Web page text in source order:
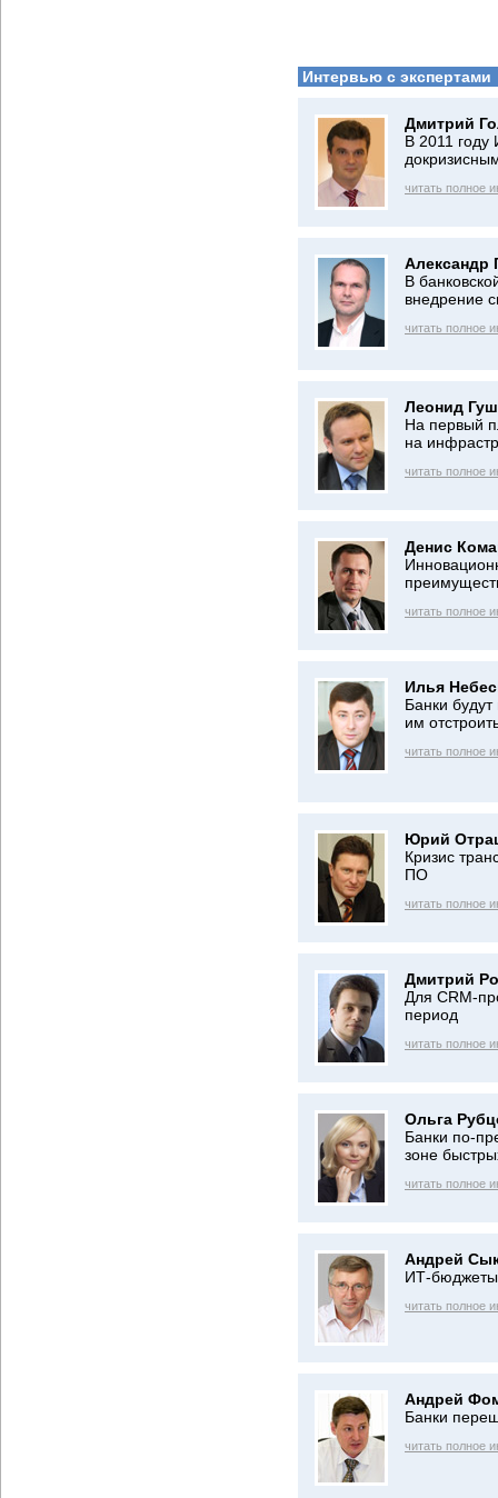
Интервью с экспертами
Дмитрий
В 2011 году
читать полное
Александр
В
внедрение
читать полное
Леонид
На первый
на
читать полное
Денис
читать полное
Илья
Банки
им
читать полное
Юрий
Кризис
ПО
читать полное
Дмитрий
Для CRM-
период
читать полное
Ольга
Банки по-
зоне
читать полное
Андрей
ИТ-бюджеты
читать полное
Андрей
Банки
читать полное